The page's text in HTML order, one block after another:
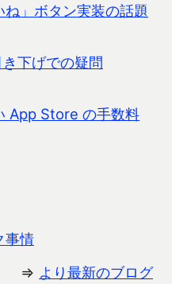
」ボタン実装の話題
下げでの疑問
App Store の手数料
事情
⇒ より最新のブログ